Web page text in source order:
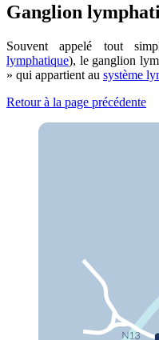
Ganglion
Souvent appelé tout
lymphatique), le ganglion
» qui appartient au système
Retour à la page précédente